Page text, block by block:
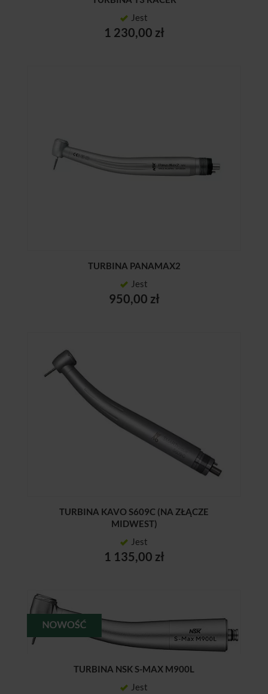
Jest
1 230,00 zł
TURBINA PANAMAX2
Jest
950,00 zł
TURBINA KAVO S609C (NA ZŁĄCZE
MIDWEST)
Jest
1 135,00 zł
TURBINA NSK S-MAX M900L
Jest